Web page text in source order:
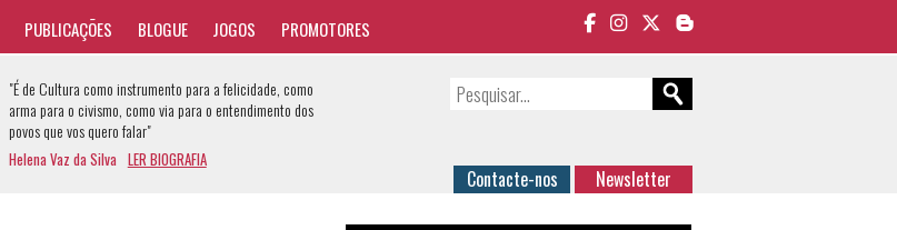
PUBLICAÇÕES BLOGUE JOGOS PROMOTORES
"É de Cultura como instrumento para a felicidade, como
arma para o civismo, como via para o entendimento dos
povos que vos quero falar"
Helena Vaz da Silva LER BIOGRAFIA
Contacte-nos Newsletter